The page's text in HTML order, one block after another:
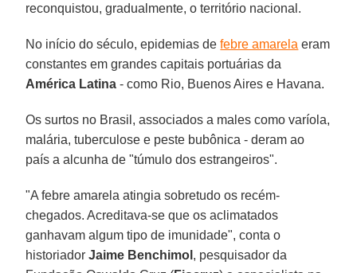
reconquistou, gradualmente, o território nacional.
No início do século, epidemias defebre amarela eram
constantes em grandes capitais portuárias da
América Latina - como Rio, Buenos Aires e Havana.
Os surtos no Brasil, associados a males como varíola,
malária, tuberculose e peste bubônica - deram ao
país a alcunha de "túmulo dos estrangeiros".
"A febre amarela atingia sobretudo os recém-
chegados. Acreditava-se que os aclimatados
ganhavam algum tipo de imunidade", conta o
historiadorJaime Benchimol , pesquisador da